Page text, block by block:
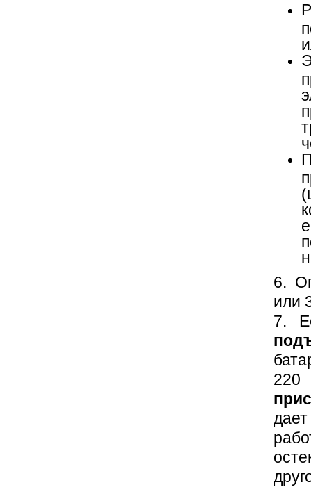
6.
или
7.
220